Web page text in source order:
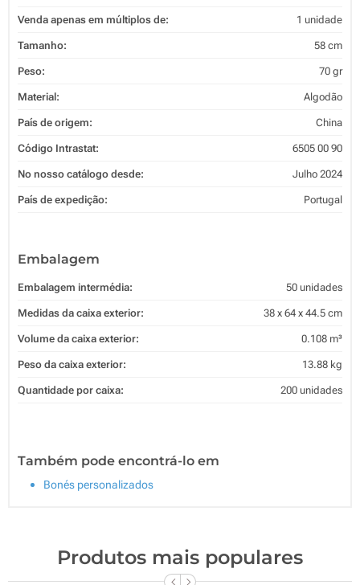
Venda apenas em múltiplos de: 1 unidade
Tamanho: 58 cm
Peso: 70 gr
Material: Algodão
País de origem: China
Código Intrastat: 6505 00 90
No nosso catálogo desde: Julho 2024
País de expedição: Portugal
Embalagem
Embalagem intermédia: 50 unidades
Medidas da caixa exterior: 38 x 64 x 44.5 cm
Volume da caixa exterior: 0.108 m³
Peso da caixa exterior: 13.88 kg
Quantidade por caixa: 200 unidades
Também pode encontrá-lo em
Bonés personalizados
Produtos mais populares